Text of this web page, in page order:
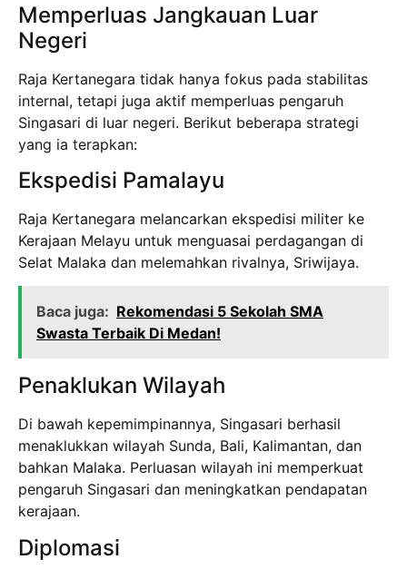
Memperluas Jangkauan Luar
Negeri
Raja Kertanegara tidak hanya fokus pada stabilitas
internal, tetapi juga aktif memperluas pengaruh
Singasari di luar negeri. Berikut beberapa strategi
yang ia terapkan:
Ekspedisi Pamalayu
Raja Kertanegara melancarkan ekspedisi militer ke
Kerajaan Melayu untuk menguasai perdagangan di
Selat Malaka dan melemahkan rivalnya, Sriwijaya.
Baca juga: Rekomendasi 5 Sekolah SMA
Swasta Terbaik Di Medan!
Penaklukan Wilayah
Di bawah kepemimpinannya, Singasari berhasil
menaklukkan wilayah Sunda, Bali, Kalimantan, dan
bahkan Malaka. Perluasan wilayah ini memperkuat
pengaruh Singasari dan meningkatkan pendapatan
kerajaan.
Diplomasi